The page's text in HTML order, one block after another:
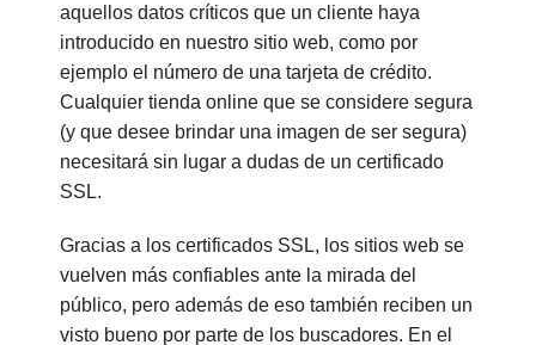
aquellos datos críticos que un cliente haya
introducido en nuestro sitio web, como por
ejemplo el número de una tarjeta de crédito.
Cualquier tienda online que se considere segura
(y que desee brindar una imagen de ser segura)
necesitará sin lugar a dudas de un certificado
SSL.
Gracias a los certificados SSL, los sitios web se
vuelven más confiables ante la mirada del
público, pero además de eso también reciben un
visto bueno por parte de los buscadores. En el